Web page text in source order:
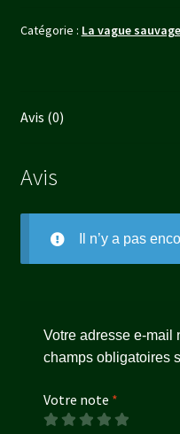
Catégorie : La vague sauvage
Avis (0)
Avis
Il n’y a pas
Votre adresse e-mail
champs obligatoires
Votre note *